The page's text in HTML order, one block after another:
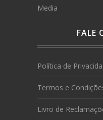
Media
FALE
Política de
Termos e
Livro de